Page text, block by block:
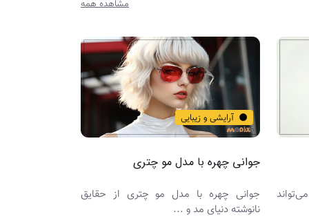
مشاهده همه
آرایشی و زیبایی
جوانی چهره با مدل مو چتری
جوانی چهره با مدل مو چتری از حقایق
نانوشته دنیای مد و ...